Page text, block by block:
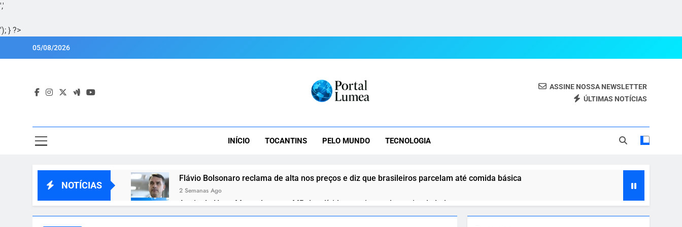
','
'); } ?>
05/08/2026
ASSINE NOSSA NEWSLETTER
ÚLTIMAS NOTÍCIAS
INÍCIO TOCANTINS PELO MUNDO TECNOLOGIA
NOTÍCIAS
Flávio Bolsonaro reclama de alta nos preços e diz que brasileiros parcelam até comida básica
2 Semanas Ago
Apoio de Hugo Motta destrava MP das dívidas rurais e reduz atrito de Lula com o agro
2 Semanas Ago